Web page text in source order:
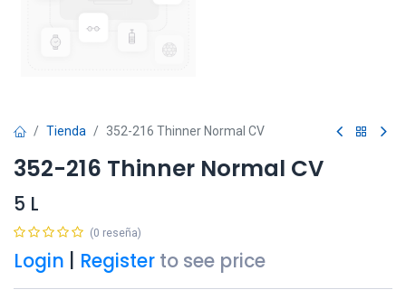
Tienda 352-216 Thinner Normal CV
352-216 Thinner Normal CV
5 L
(0 reseña)
Login Register to see price